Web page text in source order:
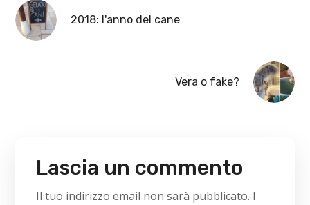
2018: l'anno del cane
Vera o fake?
Lascia un commento
Il tuo indirizzo email non sarà pubblicato. I